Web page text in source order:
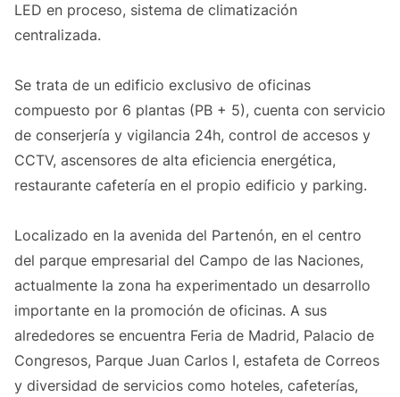
LED en proceso, sistema de climatización
centralizada.
Se trata de un edificio exclusivo de oficinas
compuesto por 6 plantas (PB + 5), cuenta con servicio
de conserjería y vigilancia 24h, control de accesos y
CCTV, ascensores de alta eficiencia energética,
restaurante cafetería en el propio edificio y parking.
Localizado en la avenida del Partenón, en el centro
del parque empresarial del Campo de las Naciones,
actualmente la zona ha experimentado un desarrollo
importante en la promoción de oficinas. A sus
alrededores se encuentra Feria de Madrid, Palacio de
Congresos, Parque Juan Carlos I, estafeta de Correos
y diversidad de servicios como hoteles, cafeterías,